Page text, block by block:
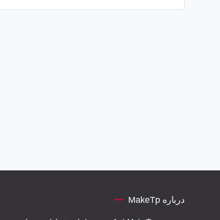
درباره MakeTp